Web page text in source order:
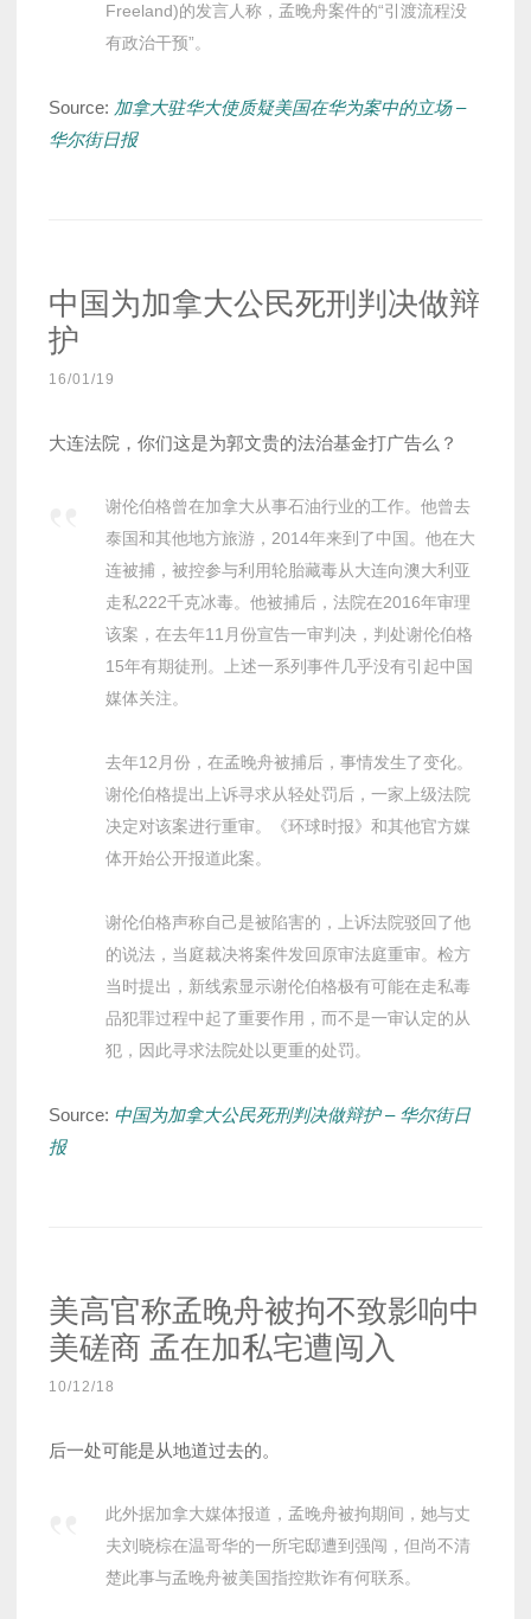
Freeland)的发言人称，孟晚舟案件的“引渡流程没
有政治干预”。
Source: 加拿大驻华大使质疑美国在华为案中的立场 –
华尔街日报
中国为加拿大公民死刑判决做辩
护
16/01/19
大连法院，你们这是为郭文贵的法治基金打广告么？
谢伦伯格曾在加拿大从事石油行业的工作。他曾去
泰国和其他地方旅游，2014年来到了中国。他在大
连被捕，被控参与利用轮胎藏毒从大连向澳大利亚
走私222千克冰毒。他被捕后，法院在2016年审理
该案，在去年11月份宣告一审判决，判处谢伦伯格
15年有期徒刑。上述一系列事件几乎没有引起中国
媒体关注。
去年12月份，在孟晚舟被捕后，事情发生了变化。
谢伦伯格提出上诉寻求从轻处罚后，一家上级法院
决定对该案进行重审。《环球时报》和其他官方媒
体开始公开报道此案。
谢伦伯格声称自己是被陷害的，上诉法院驳回了他
的说法，当庭裁决将案件发回原审法庭重审。检方
当时提出，新线索显示谢伦伯格极有可能在走私毒
品犯罪过程中起了重要作用，而不是一审认定的从
犯，因此寻求法院处以更重的处罚。
Source: 中国为加拿大公民死刑判决做辩护 – 华尔街日
报
美高官称孟晚舟被拘不致影响中
美磋商 孟在加私宅遭闯入
10/12/18
后一处可能是从地道过去的。
此外据加拿大媒体报道，孟晚舟被拘期间，她与丈
夫刘晓棕在温哥华的一所宅邸遭到强闯，但尚不清
楚此事与孟晚舟被美国指控欺诈有何联系。